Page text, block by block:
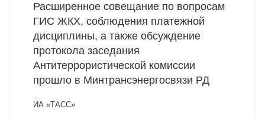
Расширенное совещание по вопросам
ГИС ЖКХ, соблюдения платежной
дисциплины, а также обсуждение
протокола заседания
Антитеррористической комиссии
прошло в Минтрансэнергосвязи РД
ИА «ТАСС»